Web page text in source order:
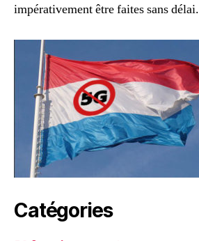
impérativement être faites sans délai.
Catégories